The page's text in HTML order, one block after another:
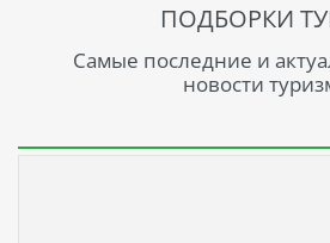
ПОДБОРКИ
Самые последние и
новости